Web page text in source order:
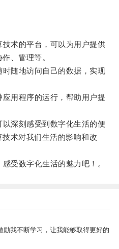
术的平台，可以为用户提供
、管理等。
随地访问自己的数据，实现
用程序的运行，帮助用户提
深刻感受到数字化生活的便
术对我们生活的影响和改
数字化生活的魅力吧！。
我不断学习，让我能够取得更好的